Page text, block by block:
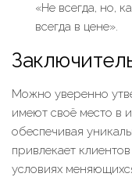
«Не всегда, но,
всегда в цене».
Можно уверенно
имеют своё место в
обеспечивая
привлекает
условиях